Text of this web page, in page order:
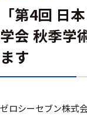
教育用
ハード
ウェア
消耗
「第4回 日
学会 秋季学
ます
ゼロシーセブン株式